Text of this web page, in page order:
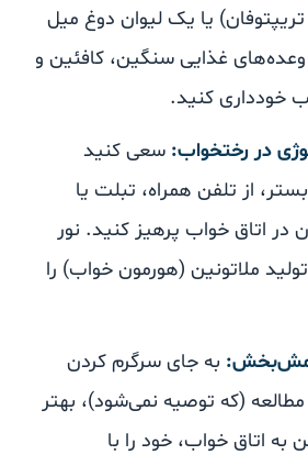
یا یک لیوان دوغ میل
غذایی سنگین، کافئین و
کنید.
در رختخواب:سعی کنید
از تلفن همراه، تبلت یا
اتاق خواب پرهیز کنید. نور
ملاتونین (هورمون خواب) را
به جای سرگرم کردن
(که توصیه نمی‌شود)، بهتر
اتاق خواب، خود را با